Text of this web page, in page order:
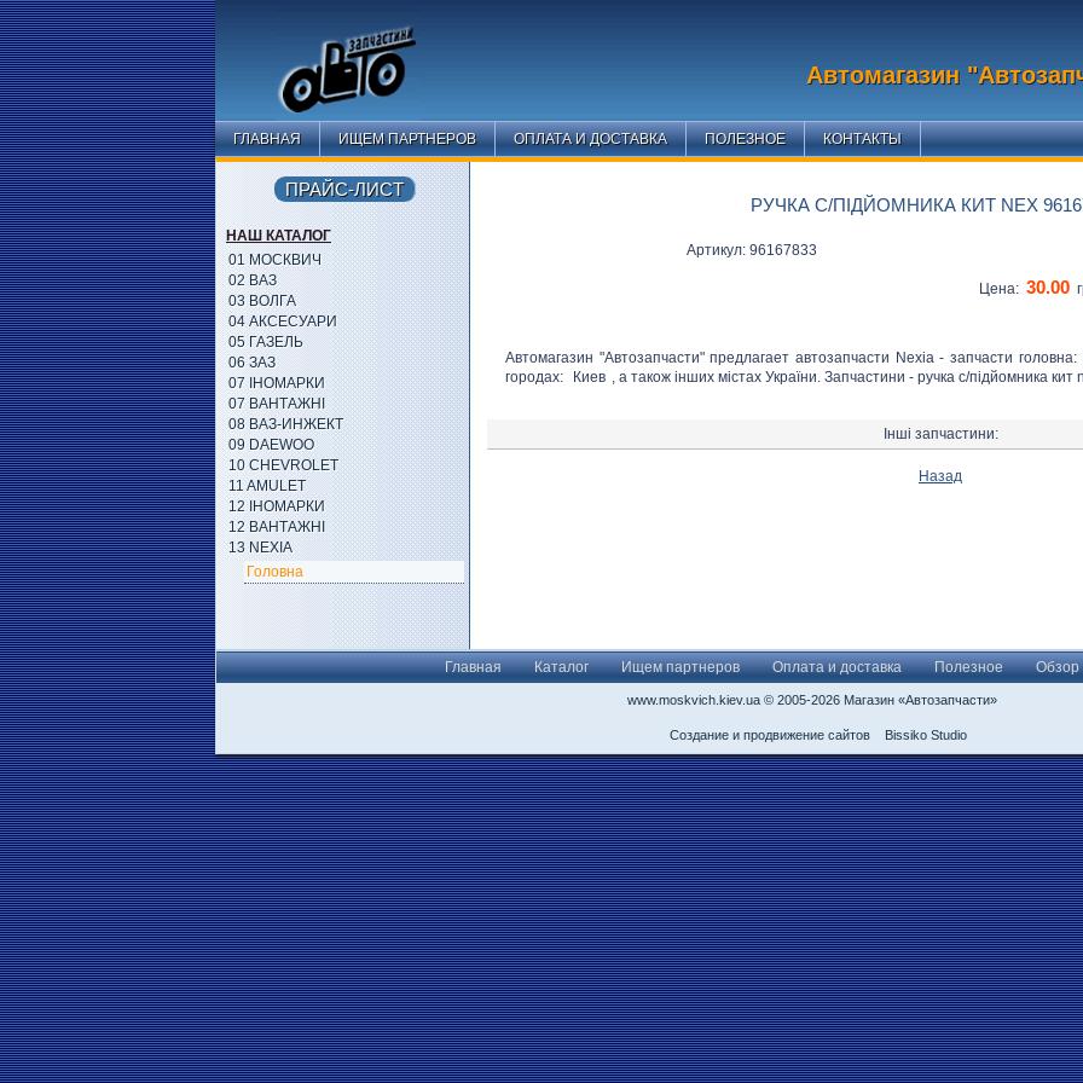
Автомагазин
ГЛАВНАЯ ИЩЕМ ПАРТНЕРОВ ОПЛАТА И ДОСТАВКА ПОЛЕЗНОЕ КОНТАКТЫ
РУЧКА С/ПІДЙОМНИКА КИТ NEX
Артикул: 96167833
Цена: 30.00
Автомагазин "Автозапчасти" предлагает автозапчасти Nexia - запчасти головна:
городах:
Киев , а також інших містах України. Запчастини - ручка с/підйомника
Інші запчастини:
Назад
ПРАЙС-ЛИСТ
НАШ КАТАЛОГ
01 МОСКВИЧ
02 ВАЗ
03 ВОЛГА
04 АКСЕСУАРИ
05 ГАЗЕЛЬ
06 ЗАЗ
07 ІНОМАРКИ
07 ВАНТАЖНІ
08 ВАЗ-ИНЖЕКТ
09 DAEWOO
10 CHEVROLET
11 AMULET
12 ІНОМАРКИ
12 ВАНТАЖНІ
13 NEXIA
Головна
Главная Каталог Ищем партнеров Оплата и доставка Полезное Обзор
www.moskvich.kiev.ua © 2005-2026 Магазин «Автозапчасти»
Создание и продвижение сайтов Bissiko Studio